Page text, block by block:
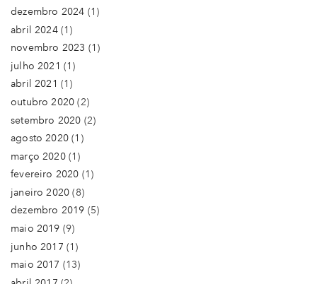
dezembro 2024 (1)
abril 2024(1)
novembro 2023 (1)
julho 2021 (1)
abril 2021 (1)
outubro 2020 (2)
setembro 2020 (2)
agosto 2020(1)
março 2020(1)
fevereiro 2020 (1)
janeiro 2020 (8)
dezembro 2019 (5)
maio 2019 (9)
junho 2017 (1)
maio 2017 (13)